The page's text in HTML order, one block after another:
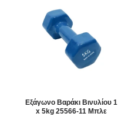
Εξάγωνο Βαράκι Βινυλίου 1
x 5kg 25566-11 Μπλε